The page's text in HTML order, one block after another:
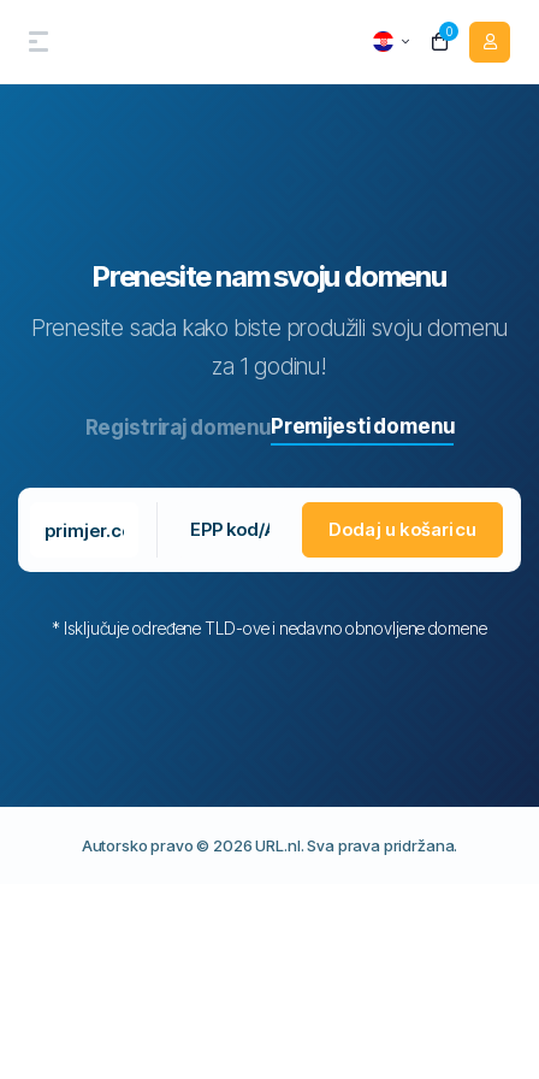
0
Prenesite nam svoju domenu
Prenesite sada kako biste produžili svoju domenu
za 1 godinu!
Registriraj domenuPremijesti domenu
Dodaj u košaricu
* Isključuje određene TLD-ove i nedavno obnovljene domene
Autorsko pravo © 2026 URL.nl. Sva prava pridržana.